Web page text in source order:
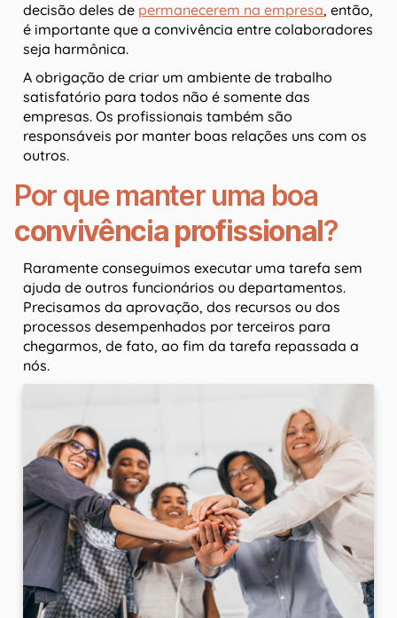
decisão deles de permanecerem na empresa, então,
é importante que a convivência entre colaboradores
seja harmônica.
A obrigação de criar um ambiente de trabalho
satisfatório para todos não é somente das
empresas. Os profissionais também são
responsáveis por manter boas relações uns com os
outros.
Por que manter uma boa
convivência profissional?
Raramente conseguimos executar uma tarefa sem
ajuda de outros funcionários ou departamentos.
Precisamos da aprovação, dos recursos ou dos
processos desempenhados por terceiros para
chegarmos, de fato, ao fim da tarefa repassada a
nós.